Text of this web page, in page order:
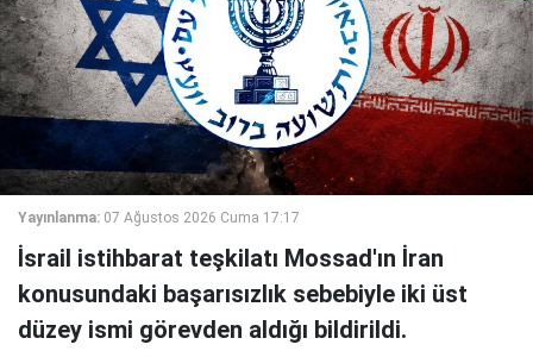
Yayınlanma: 07 Ağustos 2026 Cuma 17:17
İsrail istihbarat teşkilatı Mossad'ın İran
konusundaki başarısızlık sebebiyle iki üst
düzey ismi görevden aldığı bildirildi.